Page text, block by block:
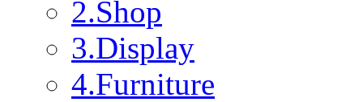
2.Shop
3.Display
4.Furniture